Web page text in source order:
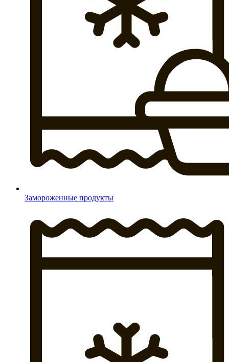
Замороженные продукты